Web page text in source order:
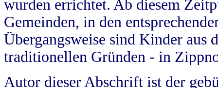
wurden errichtet. Ab diesem
Gemeinden, in den
Übergangsweise sind Kinder aus
traditionellen Gründen - in
Autor dieser Abschrift ist der